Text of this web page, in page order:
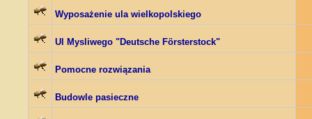
Wyposażenie ula wielkopolskiego
Ul Mysliwego "Deutsche Försterstock"
Pomocne rozwiązania
Budowle pasieczne